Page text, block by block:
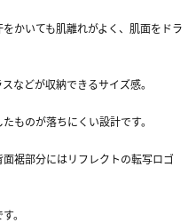
かいても肌離れがよく、肌面をドラ
などが収納できるサイズ感。
ものが落ちにくい設計です。
裾部分にはリフレクトの転写ロゴ
。